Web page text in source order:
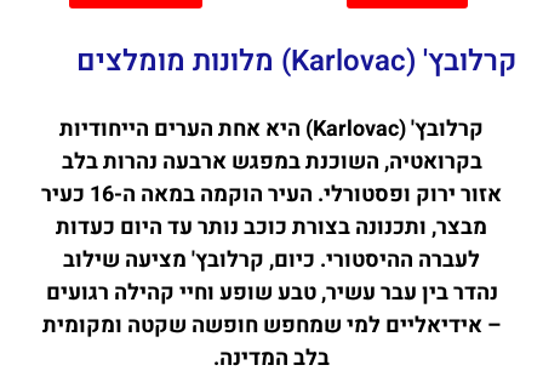
קרלובץ' (Karlovac) מלונות מומלצים
קרלובץ' (Karlovac) היא אחת הערים הייחודיות
בקרואטיה, השוכנת במפגש ארבעה נהרות בלב
אזור ירוק ופסטורלי. העיר הוקמה במאה ה-16 כעיר
מבצר, ותכנונה בצורת כוכב נותר עד היום כעדות
לעברה ההיסטורי. כיום, קרלובץ' מציעה שילוב
נהדר בין עבר עשיר, טבע שופע וחיי קהילה רגועים
– אידיאליים למי שמחפש חופשה שקטה ומקומית
בלב המדינה.